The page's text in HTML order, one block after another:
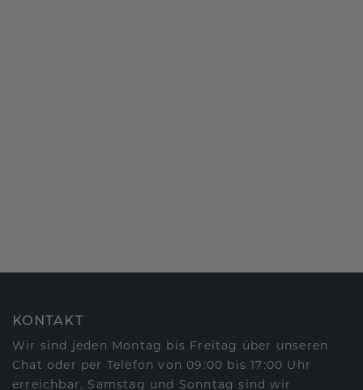
KONTAKT
Wir sind jeden Montag bis Freitag über unseren
Chat oder per Telefon von 09:00 bis 17:00 Uhr
erreichbar. Samstag und Sonntag sind wir